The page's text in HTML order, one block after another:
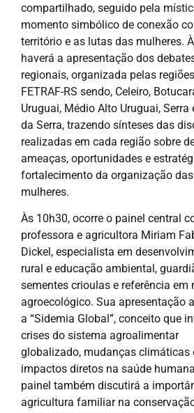
compartilhado, seguido pela
momento simbólico de conexão
território e as lutas das mulheres.
haverá a apresentação dos
regionais, organizada pelas
FETRAF-RS sendo, Celeiro,
Uruguai, Médio Alto Uruguai, Serra
da Serra, trazendo sínteses das
realizadas em cada região sobre
ameaças, oportunidades e
fortalecimento da organização das
mulheres.
Às 10h30, ocorre o painel central
professora e agricultora Miriam
Dickel, especialista em
rural e educação ambiental,
sementes crioulas e referência em
agroecológico. Sua apresentação
a “Sidemia Global”, conceito que
crises do sistema agroalimentar
globalizado, mudanças climáticas
impactos diretos na saúde
painel também discutirá a
agricultura familiar na